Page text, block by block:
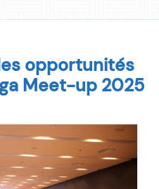
opportunités
Meet-up 2025